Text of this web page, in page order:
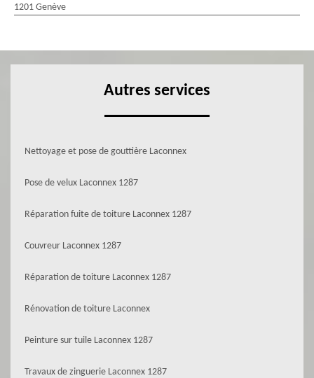
1201 Genève
Autres services
Nettoyage et pose de gouttière Laconnex
Pose de velux Laconnex 1287
Réparation fuite de toiture Laconnex 1287
Couvreur Laconnex 1287
Réparation de toiture Laconnex 1287
Rénovation de toiture Laconnex
Peinture sur tuile Laconnex 1287
Travaux de zinguerie Laconnex 1287